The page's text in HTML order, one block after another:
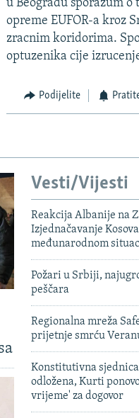
u Beogradu sporazum
opreme EUFOR-a kroz
zracnim koridorima.
optuzenika cije
Podijelite
Vesti/Vijesti
Reakcija Albanije na
Izjednačavanje
međunarodnom
Požari u Srbiji,
peščara
Regionalna mreža
prijetnje smrću
Konstitutivna
odložena, Kurti
vrijeme' za dogovor